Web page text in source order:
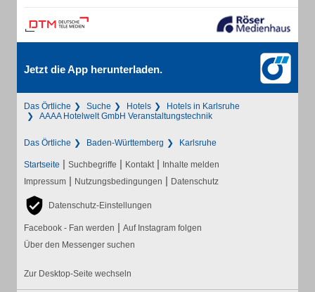
Jetzt die App herunterladen.
Das Örtliche Suche Hotels
Hotels in Karlsruhe
AAAA Hotelwelt GmbH Veranstaltungstechnik
Das Örtliche Baden-Württemberg Karlsruhe
Startseite | Suchbegriffe | Kontakt | Inhalte melden
Impressum | Nutzungsbedingungen | Datenschutz
Datenschutz-Einstellungen
Facebook - Fan werden | Auf Instagram folgen
Über den Messenger suchen
Zur Desktop-Seite wechseln